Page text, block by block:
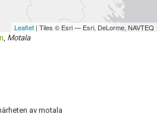
Leaflet | Tiles © Esri — Esri, DeLorme, NAVTEQ
, Motala
av motala
Inaktivera annons
Radera annons